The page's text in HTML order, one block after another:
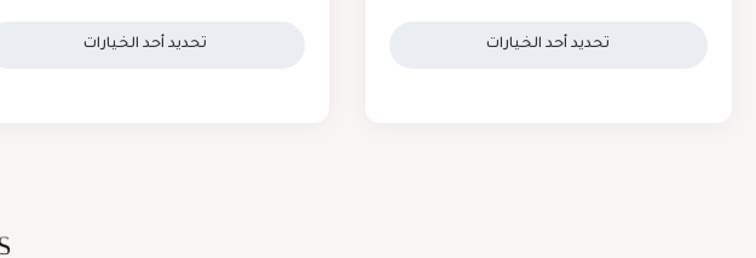
تحديد أحد الخيارات تحديد أحد الخيارات